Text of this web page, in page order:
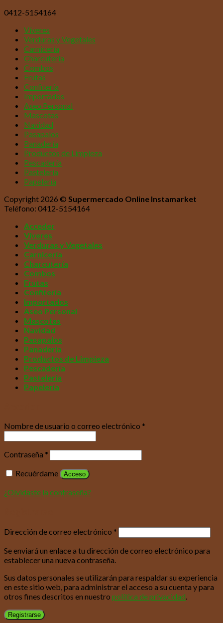
0412-5154164
Víveres
Verduras y Vegetales
Carnicería
Charcutería
Combos
Frutas
Confitería
Importados
Aseo Personal
Mascotas
Navidad
Pasapalos
Panadería
Productos de Limpieza
Pescadería
Pastelería
Papelería
Copyright 2026 © Supermercado Online Instamarket
Teléfono: 0412-5154164
Acceder
Víveres
Verduras y Vegetales
Carnicería
Charcutería
Combos
Frutas
Confitería
Importados
Aseo Personal
Mascotas
Navidad
Pasapalos
Panadería
Productos de Limpieza
Pescadería
Pastelería
Papelería
Nombre de usuario o correo electrónico *
Contraseña *
Recuérdame
Acceso
¿Olvidaste la contraseña?
Dirección de correo electrónico *
Se enviará un enlace a tu dirección de correo electrónico para
establecer una nueva contraseña.
Sus datos personales se utilizarán para respaldar su experiencia
en este sitio web, para administrar el acceso a su cuenta y para
otros fines descritos en nuestro política de privacidad
Registrarse